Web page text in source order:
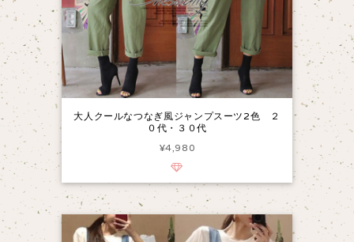
大人クールなつなぎ風ジャンプスーツ2色 ２
０代・３０代
¥4,980